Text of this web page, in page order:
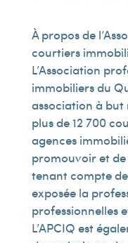
À propos de
courtiers
L’Association
immobiliers du
association à
plus de 12 700
agences
promouvoir et
tenant compte
exposée la
professionnelles
L’APCIQ est